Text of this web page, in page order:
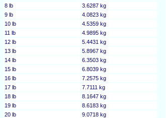
8 lb
3.6287 kg
9 lb
4.0823 kg
10 lb
4.5359 kg
11 lb
4.9895 kg
12 lb
5.4431 kg
13 lb
5.8967 kg
14 lb
6.3503 kg
15 lb
6.8039 kg
16 lb
7.2575 kg
17 lb
7.7111 kg
18 lb
8.1647 kg
19 lb
8.6183 kg
20 lb
9.0718 kg